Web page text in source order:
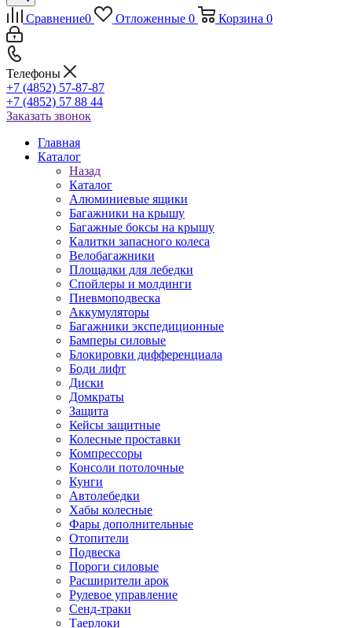
Сравнение0 Отложенные 0 Корзина 0
Телефоны
+7 (4852) 57-87-87
+7 (4852) 57 88 44
Заказать звонок
Главная
Каталог
Назад
Каталог
Алюминиевые ящики
Багажники на крышу
Багажные боксы на крышу
Калитки запасного колеса
Велобагажники
Площадки для лебедки
Спойлеры и молдинги
Пневмоподвеска
Аккумуляторы
Багажники экспедиционные
Бамперы силовые
Блокировки дифференциала
Боди лифт
Диски
Домкраты
Защита
Кейсы защитные
Колесные проставки
Компрессоры
Консоли потолочные
Кунги
Автолебедки
Хабы колесные
Фары дополнительные
Отопители
Подвеска
Пороги силовые
Расширители арок
Рулевое управление
Сенд-траки
Таерлоки